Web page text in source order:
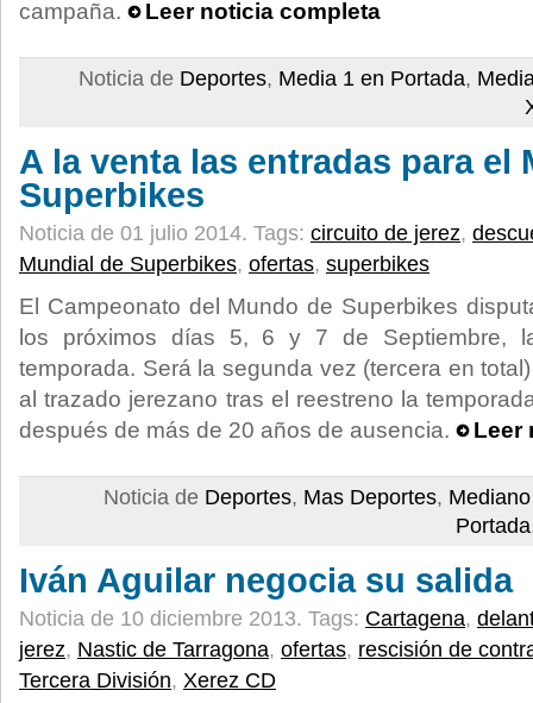
campaña.
Leer noticia completa
Noticia de Deportes, Media 1 en Portada,
A la venta las entradas para el
Superbikes
Noticia de 01 julio 2014. Tags: circuito de jerez,
Mundial de Superbikes, ofertas, superbikes
El Campeonato del Mundo de Superbikes
los próximos días 5, 6 y 7 de Septiembre,
temporada. Será la segunda vez (tercera en
al trazado jerezano tras el reestreno la
después de más de 20 años de ausencia.
Leer
Noticia de Deportes, Mas Deportes,
Portada
Iván Aguilar negocia su salida
Noticia de 10 diciembre 2013. Tags: Cartagena,
jerez, Nastic de Tarragona, ofertas, rescisión de
Tercera División, Xerez CD